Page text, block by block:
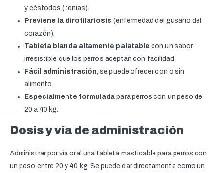
y céstodos (tenias).
Previene la dirofilariosis (enfermedad del gusano del
corazón).
Tableta blanda altamente palatable con un sabor
irresistible que los perros aceptan con facilidad.
Fácil administración se puede ofrecer con o sin
alimento.
Especialmente formulada para perros con un peso de
20 a 40 kg.
Dosis y vía de administración
Administrar por vía oral una tableta masticable para perros con
un peso entre 20 y 40 kg. Se puede dar directamente como un